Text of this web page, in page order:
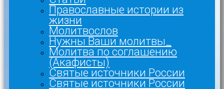
Православные истории из
жизни
Молитвослов
Нужны Ваши молитвы_
Молитва по соглашению
(Акафисты)
Святые источники России
Святые источники России